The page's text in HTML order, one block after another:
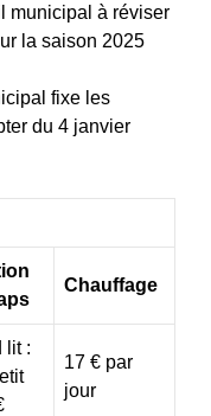
municipal à réviser
la saison 2025
fixe les
du 4 janvier
Chauffage
lit :
17 € par
jour